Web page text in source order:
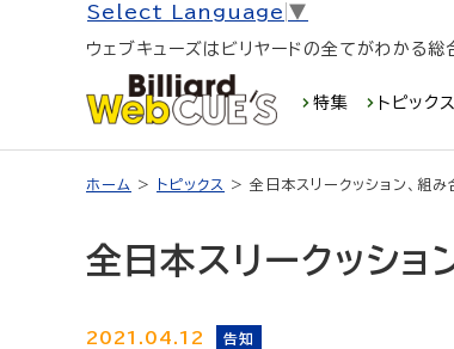
Select Language ▼
ウェブキューズはビリヤードの全てがわかる総
特集 トピックス
ホーム > トピックス > 全日本スリークッション、組み
全日本スリークッショ
2021.04.12 告知